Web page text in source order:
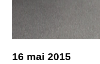
16 mai 2015